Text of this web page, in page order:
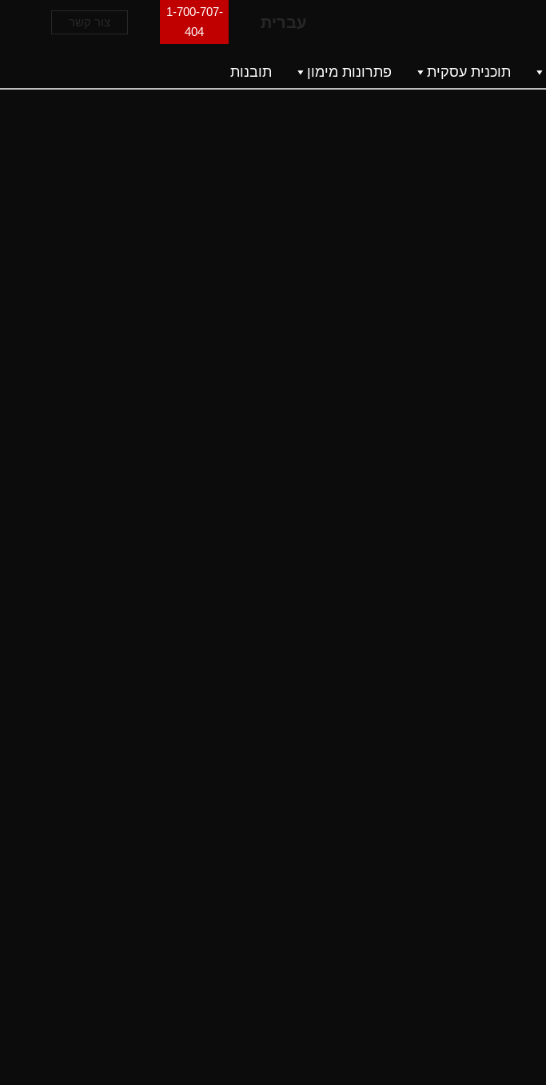
עברית
1-700-707-
404
צור קשר
תוכנית עסקית פתרונות מימון תובנות